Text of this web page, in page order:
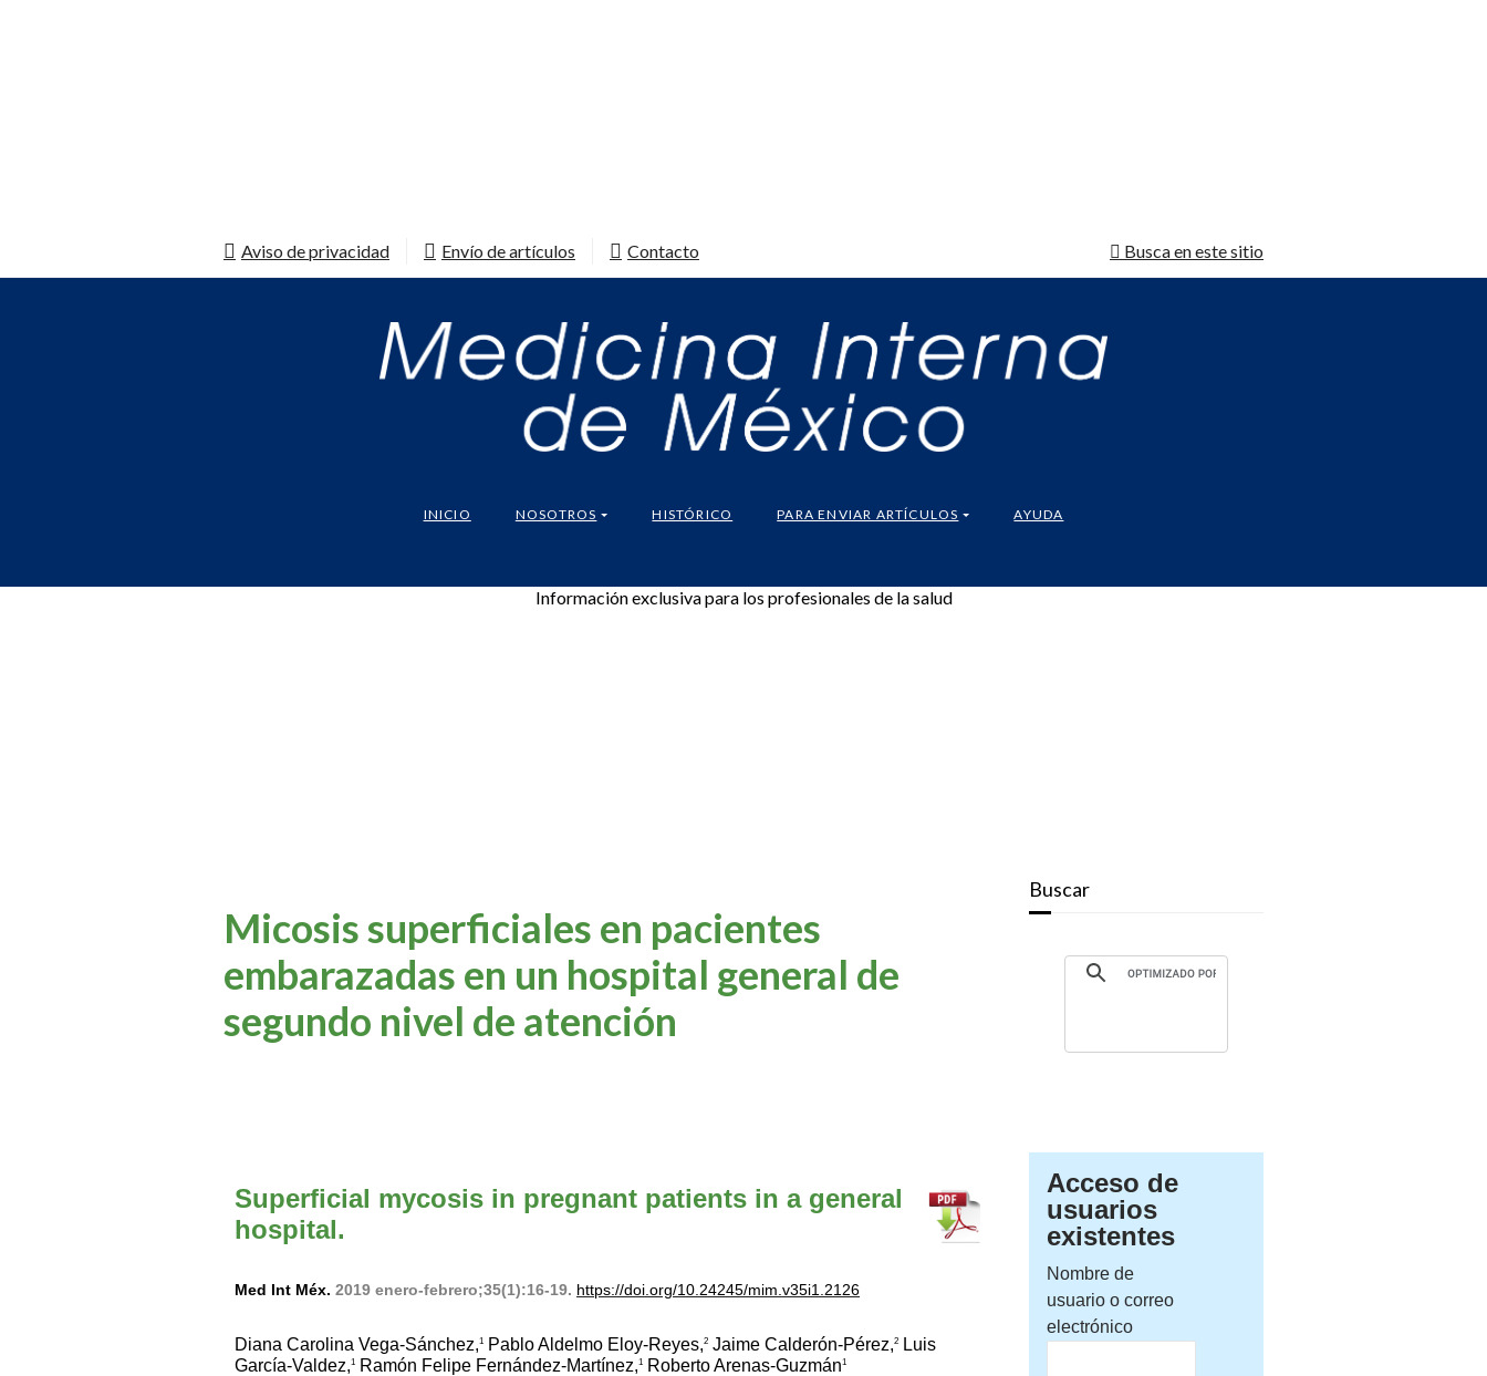
Aviso de privacidad Envío de artículos Contacto Busca en este sitio
INICIO NOSOTROS HISTÓRICO PARA ENVIAR ARTÍCULOS AYUDA
Información exclusiva para los profesionales de la salud
Micosis superficiales en pacientes
embarazadas en un hospital general de
segundo nivel de atención
Superficial mycosis in pregnant patients in a general
hospital.
Med Int Méx. 2019 enero-febrero;35(1):16-19. https://doi.org/10.24245/mim.v35i1.2126
Diana Carolina Vega-Sánchez,1 Pablo Aldelmo Eloy-Reyes,2 Jaime Calderón-Pérez,2
Luis
García-Valdez,1 Ramón Felipe Fernández-Martínez,1 Roberto Arenas-Guzmán1
Buscar
Acceso de
usuarios
existentes
Nombre de
usuario o correo
electrónico